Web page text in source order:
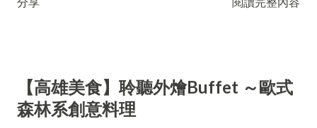
【高雄美食】聆聽外燴Buffet ～歐式
森林系創意料理